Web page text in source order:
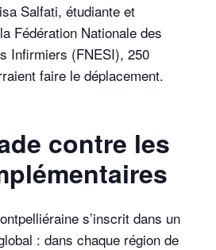
Salfati, étudiante et
Fédération Nationale des
Infirmiers (FNESI), 250
faire le déplacement.
contre les
s’inscrit dans un
: dans chaque région de